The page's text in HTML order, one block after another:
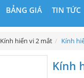
BẢNG GIÁ TIN TỨC
Kính hiển vi 2 mắt Kính
Kính